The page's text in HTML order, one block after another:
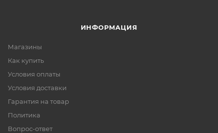
ИНФОРМАЦИЯ
Магазины
Как купить
Условия оплаты
Условия доставки
Гарантия на товар
Политика
Вопрос-ответ